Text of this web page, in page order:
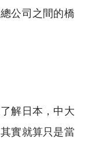
公司之間的橋
解日本，中大
實就算只是當